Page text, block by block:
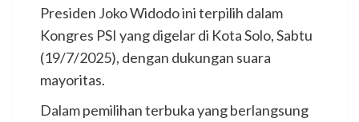
Presiden Joko Widodo ini terpilih dalam
Kongres PSI yang digelar di Kota Solo, Sabtu
(19/7/2025), dengan dukungan suara
mayoritas.
Dalam pemilihan terbuka yang berlangsung